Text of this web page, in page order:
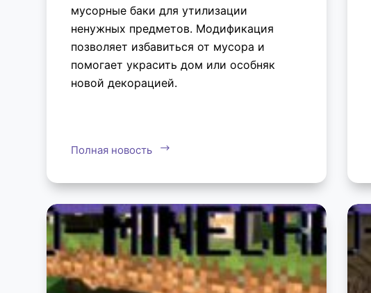
мусорные баки для утилизации
ненужных предметов. Модификация
позволяет избавиться от мусора и
помогает украсить дом или особняк
новой декорацией.
Полная новость